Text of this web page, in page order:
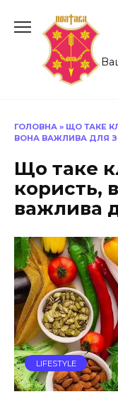
до
ГОЛОВНА » ЩО ТАКЕ
ВОНА ВАЖЛИВА ДЛЯ
Що таке
користь,
важлива
LIFESTYLE